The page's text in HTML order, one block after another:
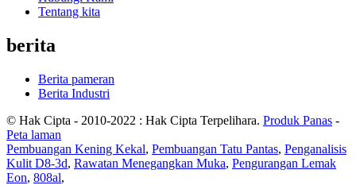
Tentang kita
berita
Berita pameran
Berita Industri
© Hak Cipta - 2010-2022 : Hak Cipta Terpelihara. Produk Panas -
Peta laman
Pembuangan Kening Kekal, Pembuangan Tatu Pantas, Penganalisis
Kulit D8-3d, Rawatan Menegangkan Muka, Pengurangan Lemak
Eon, 808al,